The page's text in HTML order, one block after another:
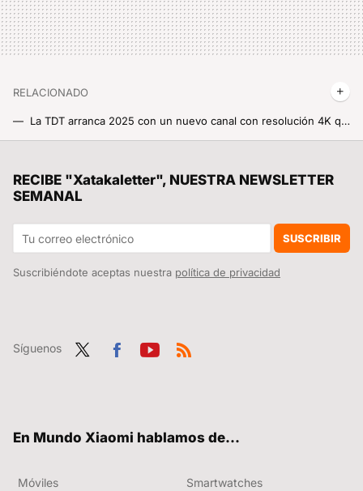
RELACIONADO
La TDT arranca 2025 con un nuevo canal con resolución 4K que está a punto de comenzar a emitir, pero sólo podrás verlo en estas provincias
HyperOS 2.2 Global estaba más cerca de lo que pensábamos. Xiaomi ya ha lanzado su primera beta y dentro de muy poco llegará la versión estable
RECIBE "Xatakaletter", NUESTRA NEWSLETTER
SEMANAL
SUSCRIBIR
Suscribiéndote aceptas nuestra política de privacidad
Síguenos
En Mundo Xiaomi hablamos de...
Móviles Smartwatches